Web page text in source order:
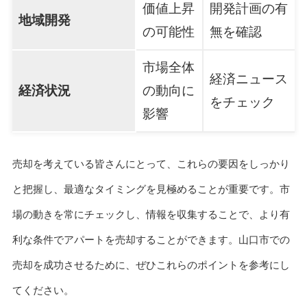
地域開発
価値上昇
の可能性
開発計画の有
無を確認
経済状況
市場全体
の動向に
影響
経済ニュース
をチェック
売却を考えている皆さんにとって、これらの要因をしっかり
と把握し、最適なタイミングを見極めることが重要です。市
場の動きを常にチェックし、情報を収集することで、より有
利な条件でアパートを売却することができます。山口市での
売却を成功させるために、ぜひこれらのポイントを参考にし
てください。